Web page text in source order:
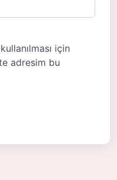
için
adresim bu